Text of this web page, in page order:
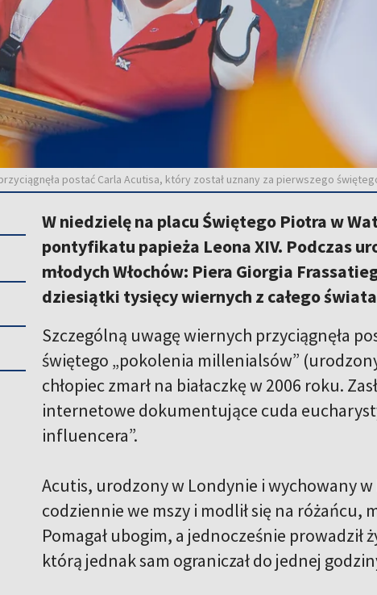
postać Carla Acutisa, który został uznany za pierwszego
W niedzielę na placu Świętego Piotra w
pontyfikatu papieża Leona XIV. Podczas
młodych Włochów: Piera Giorgia
dziesiątki tysięcy wiernych z całego
Szczególną uwagę wiernych przyciągnęła
świętego „pokolenia millenialsów” (
chłopiec zmarł na białaczkę w 2006 roku.
internetowe dokumentujące cuda
influencera”.
Acutis, urodzony w Londynie i wychowany
codziennie we mszy i modlił się na różańcu,
Pomagał ubogim, a jednocześnie prowadził
którą jednak sam ograniczał do jednej